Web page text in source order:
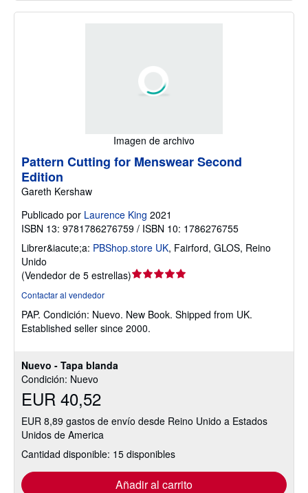
Imagen de archivo
Nuevo - Tapa blanda
Condición: Nuevo
EUR 40,52
EUR 8,89 gastos de envío desde Reino Unido a Estados
Unidos de America
Cantidad disponible: 15 disponibles
Añadir al carrito
Pattern Cutting for Menswear Second
Edition
Gareth Kershaw
Publicado por Laurence King 2021
ISBN 13: 9781786276759 / ISBN 10: 1786276755
Librer&iacute;a: PBShop.store UK, Fairford, GLOS, Reino
Unido
(Vendedor de 5 estrellas)Calificación
5
de
Contactar al vendedor
PAP. Condición: Nuevo. New Book. Shipped from UK.
Established seller since 2000.